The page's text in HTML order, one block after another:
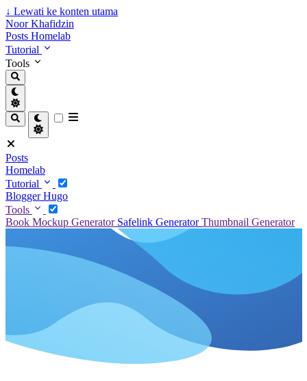
↓ Lewati ke konten utama
Noor Khafidzin
Posts Homelab
Tutorial
Tools
Posts
Homelab
Tutorial
BloggerHugo
Tools
Book Mockup Generator Safelink GeneratorThumbnail Generator